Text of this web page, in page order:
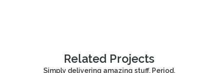
Related Projects
Simply delivering amazing stuff. Period.